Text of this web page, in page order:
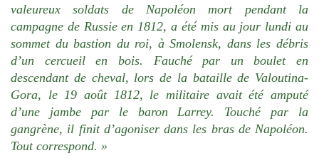
valeureux soldats de Napoléon mort pendant la
campagne de Russie en 1812, a été mis au jour lundi au
sommet du bastion du roi, à Smolensk, dans les débris
d’un cercueil en bois. Fauché par un boulet en
descendant de cheval, lors de la bataille de Valoutina-
Gora, le 19 août 1812, le militaire avait été amputé
d’une jambe par le baron Larrey. Touché par la
gangrène, il finit d’agoniser dans les bras de Napoléon.
Tout correspond. »